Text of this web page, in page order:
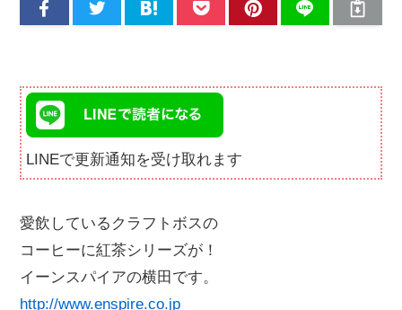
LINEで更新通知を受け取れます
愛飲しているクラフトボスの
コーヒーに紅茶シリーズが！
イーンスパイアの横田です。
http://www.enspire.co.jp